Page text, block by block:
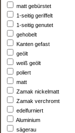
matt gebürstet
1-seitig geriffelt
1-seitig genutet
gehobelt
Kanten gefast
geölt
weiß geölt
poliert
matt
Zamak nickelmatt
Zamak verchromt
edelfurniert
Aluminium
sägerau